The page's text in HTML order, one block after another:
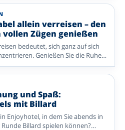
Sie die Ruhe am Wattenmeer
sich von eindrucksvollen
begeistern. Ganz gleich,
Sie bevorzugen: Überall
Raum, um sich zu erholen und die
allein verreisen – den
vollen Zügen genießen
bedeutet, sich ganz auf sich
Genießen Sie die Ruhe,
eigenen Zimmers und die
unserer Enjoyhotels.
reizvolle Reiseziele und erleben
Urlaub – ganz in Ihrem
und Spaß:
mit Billard
Enjoyhotel, in dem Sie abends in
Billard spielen können?